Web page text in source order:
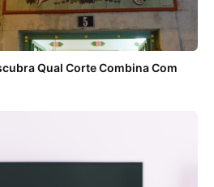
Qual Corte Combina Com